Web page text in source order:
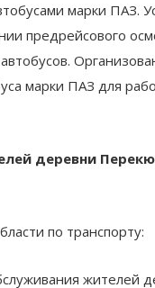
марки ПАЗ.
предрейсового
марки ПАЗ для
деревни
по транспорту:
жителей